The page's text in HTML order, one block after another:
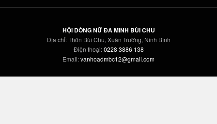
HỘI DÒNG NỮ ĐA MINH BÙI CHU
Địa chỉ: Thôn Bùi Chu, Xuân Trường, Ninh Bình
Điện thoại:0228 3886 138
Email:vanhoadmbc12@gmail.com